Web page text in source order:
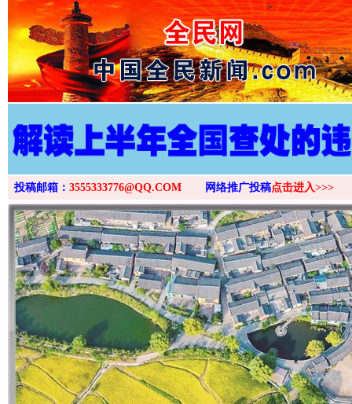
>
投稿邮箱： 3555333776@QQ.COM 网络推广投稿点击进入>>>